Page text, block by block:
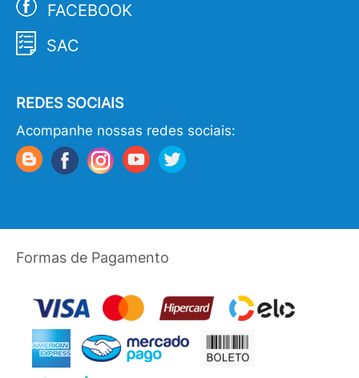
FACEBOOK
SAC
REDES SOCIAIS
Acompanhe nossas redes sociais:
Formas de Pagamento